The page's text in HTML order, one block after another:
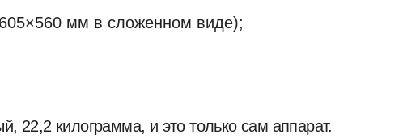
мм в сложенном виде);
килограмма, и это только сам аппарат.